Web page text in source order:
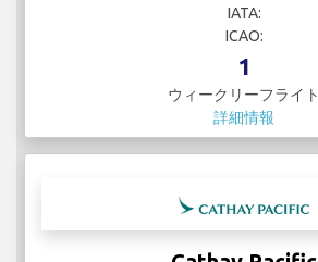
IATA:
ICAO:
1
ウィークリーフライト
詳細情報